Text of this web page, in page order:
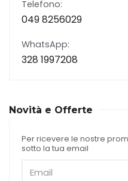
Telefono:
049 8256029
WhatsApp:
328 1997208
Novità e Offerte
Per ricevere le nostre
sotto la tua email